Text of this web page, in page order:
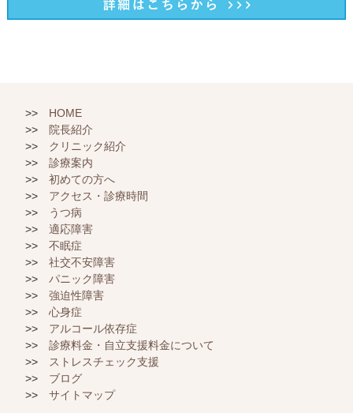
HOME
院長紹介
クリニック紹介
診療案内
初めての方へ
アクセス・診療時間
うつ病
適応障害
不眠症
社交不安障害
パニック障害
強迫性障害
心身症
アルコール依存症
診療料金・自立支援料金について
ストレスチェック支援
ブログ
サイトマップ